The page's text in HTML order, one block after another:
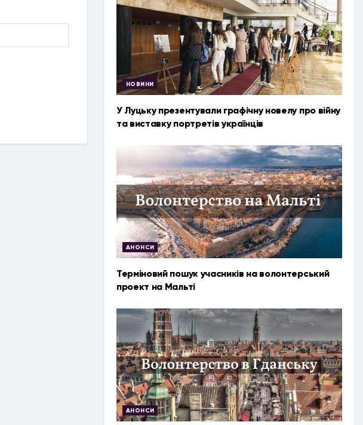
НОВИНИ
У Луцьку презентували графічну новелу про війну
та виставку портретів українців
АНОНСИ
Терміновий пошук учасників на волонтерський
проект на Мальті
АНОНСИ